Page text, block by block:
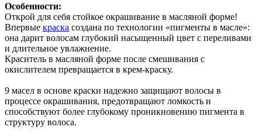
Особенности:
Открой для себя стойкое окрашивание в масляной форме!
Впервые краска создана по технологии «пигменты в масле»:
она дарит волосам глубокий насыщенный цвет с переливами
и длительное увлажнение.
Краситель в масляной форме после смешивания с
окислителем превращается в крем-краску.
9 масел в основе краски надежно защищают волосы в
процессе окрашивания, предотвращают ломкость и
способствуют более глубокому проникновению пигмента в
структуру волоса.